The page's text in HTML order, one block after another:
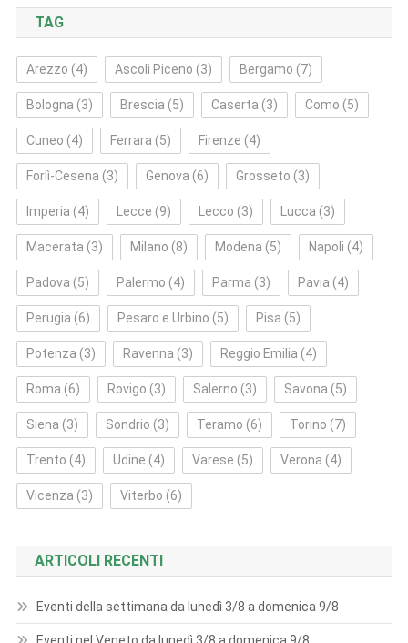
TAG
Arezzo (4) Ascoli Piceno (3) Bergamo (7)
Bologna (3) Brescia (5) Caserta (3) Como (5)
Cuneo (4) Ferrara (5) Firenze (4)
Forlì‑Cesena (3) Genova (6) Grosseto (3)
Imperia (4) Lecce (9) Lecco (3) Lucca (3)
Macerata (3) Milano (8) Modena (5) Napoli (4)
Padova (5) Palermo (4) Parma (3) Pavia (4)
Perugia (6) Pesaro e Urbino (5) Pisa (5)
Potenza (3) Ravenna (3) Reggio Emilia (4)
Roma (6) Rovigo (3) Salerno (3) Savona (5)
Siena (3) Sondrio (3) Teramo (6) Torino (7)
Trento (4) Udine (4) Varese (5) Verona (4)
Vicenza (3) Viterbo (6)
ARTICOLI RECENTI
Eventi della settimana da lunedì 3/8 a domenica 9/8